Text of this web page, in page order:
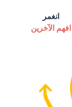
انغمر
افهم الآخرين